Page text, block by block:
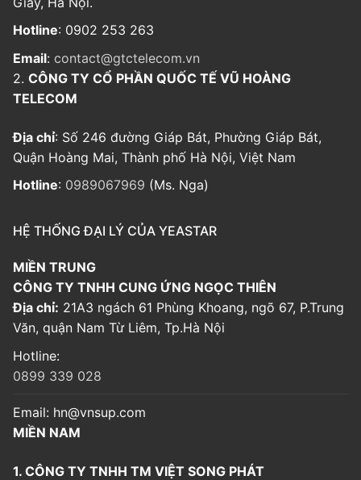
Hotline: 0902 253 263
Email: contact@gtctelecom.vn
2. CÔNG TY CỔ PHẦN QUỐC TẾ VŨ HOÀNG
TELECOM
Địa chỉ: Số 246 đường Giáp Bát, Phường Giáp Bát,
Quận Hoàng Mai, Thành phố Hà Nội, Việt Nam
Hotline: 0989067969 (Ms. Nga)
HỆ THỐNG ĐẠI LÝ CỦA YEASTAR
MIỀN TRUNG
CÔNG TY TNHH CUNG ỨNG NGỌC THIÊN
Địa chỉ: 21A3 ngách 61 Phùng Khoang, ngõ 67, P.Trung
Văn, quận Nam Từ Liêm, Tp.Hà Nội
Hotline:
0899 339 028
Email: hn@vnsup.com
MIỀN NAM
1. CÔNG TY TNHH TM VIỆT SONG PHÁT